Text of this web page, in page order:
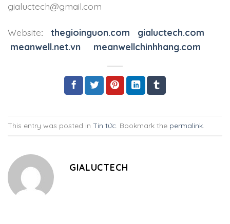
gialuctech@gmail.com
Website: thegioinguon.com gialuctech.com
meanwell.net.vn
meanwellchinhhang.com
This entry was posted in Tin tức . Bookmark the permalink
GIALUCTECH